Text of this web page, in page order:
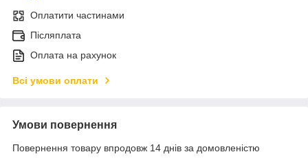
Оплатити частинами
Післяплата
Оплата на рахунок
Всі умови оплати
Умови повернення
Повернення товару впродовж 14 днів за домовленістю